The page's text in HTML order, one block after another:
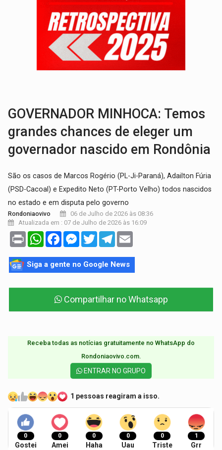
PF ESTÁ APURANDO:Flávio Bolsonaro escolhe Alfredo Gaspar como vice, alvo de
GRAVE: Homem é esfaqueado no peito durante briga
VÍDEO: Denarc e Receita Federal apreendem 12 kg de skunk e arma que
GOVERNADOR MINHOCA: Temos
grandes chances de eleger um
governador nascido em Rondônia
São os casos de Marcos Rogério (PL-Ji-Paraná), Adailton Fúria
(PSD-Cacoal) e Expedito Neto (PT-Porto Velho) todos nascidos
no estado e em disputa pelo governo
Rondoniaovivo
06 de Julho de 2026 às 08:36
Atualizada em : 07 de Julho de 2026 às 16:09
Print WhatsAppFacebookMessenger
TwitterTelegram
Siga a gente no Google News
Compartilhar no Whatsapp
Receba todas as notícias gratuitamente no WhatsApp do
Rondoniaovivo.com.​
ENTRAR NO GRUPO
1 pessoas reagiram a isso.
0
Gostei
0
Amei
0
Haha
0
Uau
0
Triste
1
Grr